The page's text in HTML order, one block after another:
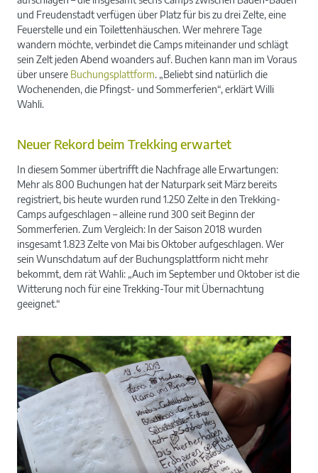
und Freudenstadt verfügen über Platz für bis zu drei Zelte, eine
Feuerstelle und ein Toilettenhäuschen. Wer mehrere Tage
wandern möchte, verbindet die Camps miteinander und schlägt
sein Zelt jeden Abend woanders auf. Buchen kann man im Voraus
über unsere Buchungsplattform. „Beliebt sind natürlich die
Wochenenden, die Pfingst- und Sommerferien“, erklärt Willi
Wahli.
Neuer Rekord beim Trekking erwartet
In diesem Sommer übertrifft die Nachfrage alle Erwartungen:
Mehr als 800 Buchungen hat der Naturpark seit März bereits
registriert, bis heute wurden rund 1.250 Zelte in den Trekking-
Camps aufgeschlagen – alleine rund 300 seit Beginn der
Sommerferien. Zum Vergleich: In der Saison 2018 wurden
insgesamt 1.823 Zelte von Mai bis Oktober aufgeschlagen. Wer
sein Wunschdatum auf der Buchungsplattform nicht mehr
bekommt, dem rät Wahli: „Auch im September und Oktober ist die
Witterung noch für eine Trekking-Tour mit Übernachtung
geeignet.“